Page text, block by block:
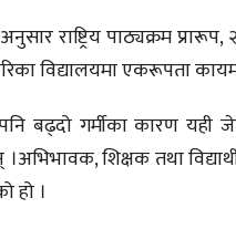
राष्ट्रिय पाठ्यक्रम
विद्यालयमा एकरूपता
बढ्दो गर्मीका कारण यही
शिक्षक तथा
हो ।